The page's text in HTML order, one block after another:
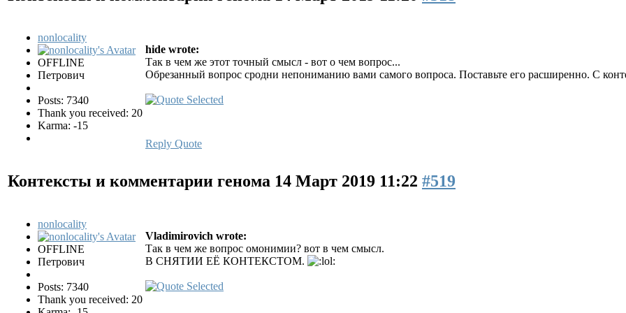
nonlocality
OFFLINE
Петрович
Posts: 7340
Thank you received: 20
Karma: -15
hide wrote:
Так в чем же этот точный смысл - вот о чем вопрос...
Обрезанный вопрос сродни непониманию вами самого вопроса. Поставьте его расширенно. С
Reply Quote
Контексты и комментарии генома 14 Март 2019 11:22 #519
nonlocality
OFFLINE
Петрович
Posts: 7340
Thank you received: 20
Vladimirovich wrote:
Так в чем же вопрос омонимии? вот в чем смысл.
В СНЯТИИ ЕЁ КОНТЕКСТОМ.